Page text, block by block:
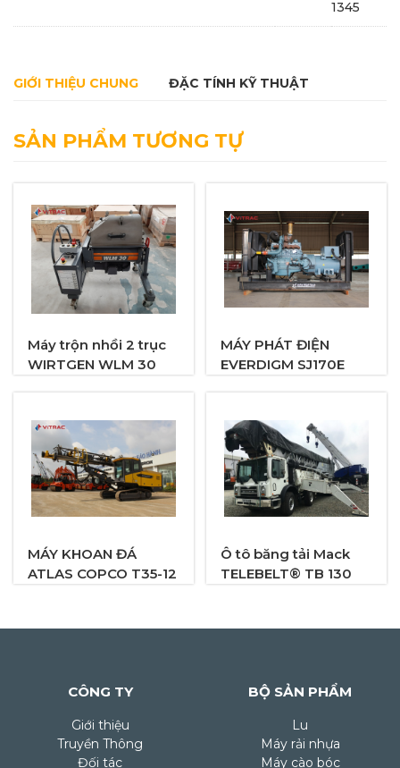
1345
GIỚI THIỆU CHUNG ĐẶC TÍNH KỸ THUẬT
SẢN PHẨM TƯƠNG TỰ
Máy trộn nhồi 2 trục
WIRTGEN WLM 30
MÁY PHÁT ĐIỆN
EVERDIGM SJ170E
MÁY KHOAN ĐÁ
ATLAS COPCO T35-12
Ô tô băng tải Mack
TELEBELT® TB 130
CÔNG TY
Giới thiệu
Truyền Thông
Đối tác
BỘ SẢN PHẨM
Lu
Máy rải nhựa
Máy cào bóc